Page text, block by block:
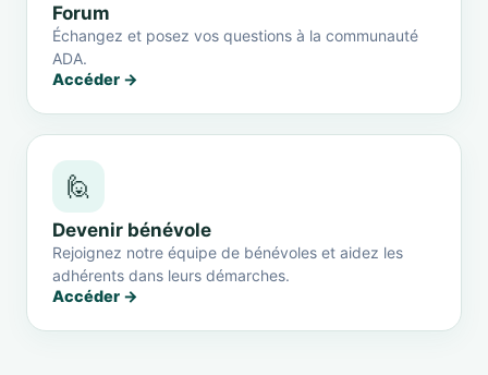
Forum
Échangez et posez vos questions à la communauté
ADA.
Accéder →
🙋
Devenir bénévole
Rejoignez notre équipe de bénévoles et aidez les
adhérents dans leurs démarches.
Accéder →